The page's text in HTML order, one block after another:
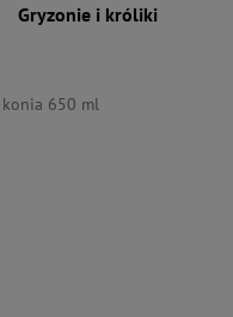
Gryzonie i króliki
konia 650 ml